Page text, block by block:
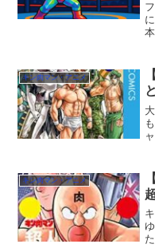
キン肉マン・アニメ
キン肉マン・アニメ